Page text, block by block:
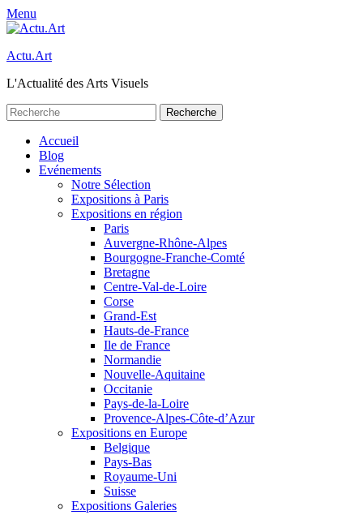
Menu
Actu.Art
L'Actualité des Arts Visuels
Recherche
pour:
Premier
menu
Aller
contenu
Accueil
Blog
Evénements
Notre Sélection
Expositions à Paris
Expositions en région
Paris
Auvergne-Rhône-Alpes
Bourgogne-Franche-Comté
Bretagne
Centre-Val-de-Loire
Corse
Grand-Est
Hauts-de-France
Ile de France
Normandie
Nouvelle-Aquitaine
Occitanie
Pays-de-la-Loire
Provence-Alpes-Côte-d’Azur
Expositions en Europe
Belgique
Pays-Bas
Royaume-Uni
Suisse
Expositions Galeries